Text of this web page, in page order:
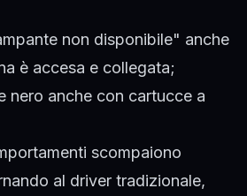
non disponibile" anche
è accesa e collegata;
nero anche con cartucce a
scompaiono
al driver tradizionale,